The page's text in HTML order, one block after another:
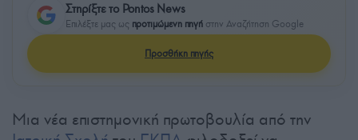
Στηρίξτε το Pontos News
Επιλέξτε μας ως προτιμώμενη πηγή στην Αναζήτηση Google
Προσθήκη πηγής
Μια νέα επιστημονική πρωτοβουλία από την